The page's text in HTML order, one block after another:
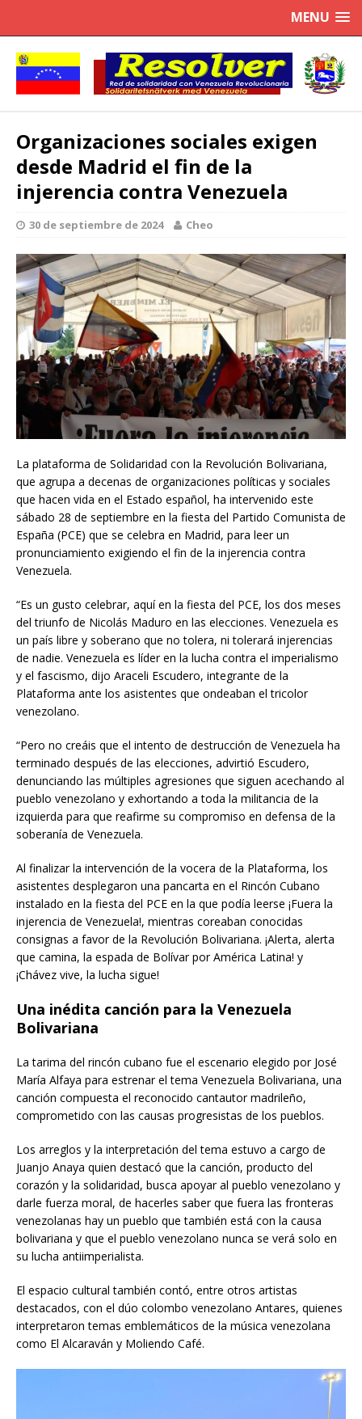
MENU
Organizaciones sociales exigen
desde Madrid el fin de la
injerencia contra Venezuela
30 de septiembre de 2024 Cheo
La plataforma de Solidaridad con la Revolución Bolivariana,
que agrupa a decenas de organizaciones políticas y sociales
que hacen vida en el Estado español, ha intervenido este
sábado 28 de septiembre en la fiesta del Partido Comunista de
España (PCE) que se celebra en Madrid, para leer un
pronunciamiento exigiendo el fin de la injerencia contra
Venezuela.
“Es un gusto celebrar, aquí en la fiesta del PCE, los dos meses
del triunfo de Nicolás Maduro en las elecciones. Venezuela es
un país libre y soberano que no tolera, ni tolerará injerencias
de nadie. Venezuela es líder en la lucha contra el imperialismo
y el fascismo, dijo Araceli Escudero, integrante de la
Plataforma ante los asistentes que ondeaban el tricolor
venezolano.
“Pero no creáis que el intento de destrucción de Venezuela ha
terminado después de las elecciones, advirtió Escudero,
denunciando las múltiples agresiones que siguen acechando al
pueblo venezolano y exhortando a toda la militancia de la
izquierda para que reafirme su compromiso en defensa de la
soberanía de Venezuela.
Al finalizar la intervención de la vocera de la Plataforma, los
asistentes desplegaron una pancarta en el Rincón Cubano
instalado en la fiesta del PCE en la que podía leerse ¡Fuera la
injerencia de Venezuela!, mientras coreaban conocidas
consignas a favor de la Revolución Bolivariana. ¡Alerta, alerta
que camina, la espada de Bolívar por América Latina! y
¡Chávez vive, la lucha sigue!
Una inédita canción para la Venezuela
Bolivariana
La tarima del rincón cubano fue el escenario elegido por José
María Alfaya para estrenar el tema Venezuela Bolivariana, una
canción compuesta el reconocido cantautor madrileño,
comprometido con las causas progresistas de los pueblos.
Los arreglos y la interpretación del tema estuvo a cargo de
Juanjo Anaya quien destacó que la canción, producto del
corazón y la solidaridad, busca apoyar al pueblo venezolano y
darle fuerza moral, de hacerles saber que fuera las fronteras
venezolanas hay un pueblo que también está con la causa
bolivariana y que el pueblo venezolano nunca se verá solo en
su lucha antiimperialista.
El espacio cultural también contó, entre otros artistas
destacados, con el dúo colombo venezolano Antares, quienes
interpretaron temas emblemáticos de la música venezolana
como El Alcaraván y Moliendo Café.